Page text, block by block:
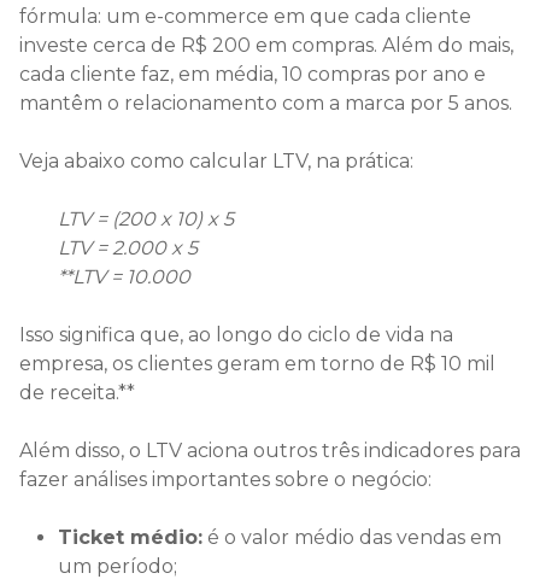
fórmula: um e-commerce em que cada cliente
investe cerca de R$ 200 em compras. Além do mais,
cada cliente faz, em média, 10 compras por ano e
mantêm o relacionamento com a marca por 5 anos.
Veja abaixo como calcular LTV, na prática:
LTV = (200 x 10) x 5
LTV = 2.000 x 5
**LTV = 10.000
Isso significa que, ao longo do ciclo de vida na
empresa, os clientes geram em torno de R$ 10 mil
de receita.**
Além disso, o LTV aciona outros três indicadores para
fazer análises importantes sobre o negócio:
Ticket médio: é o valor médio das vendas em
um período;